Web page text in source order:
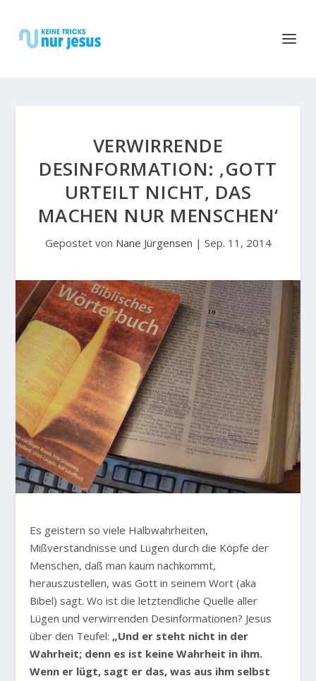
VERWIRRENDE
DESINFORMATION: ‚GOTT
URTEILT NICHT, DAS
MACHEN NUR MENSCHEN‘
Gepostet von Nane Jürgensen | Sep. 11, 2014
Es geistern so viele Halbwahrheiten,
Mißverständnisse und Lügen durch die Köpfe der
Menschen, daß man kaum nachkommt,
herauszustellen, was Gott in seinem Wort (aka
Bibel) sagt. Wo ist die letztendliche Quelle aller
Lügen und verwirrenden Desinformationen? Jesus
über den Teufel: „Und er steht nicht in der
Wahrheit; denn es ist keine Wahrheit in ihm.
Wenn er lügt, sagt er das, was aus ihm selbst